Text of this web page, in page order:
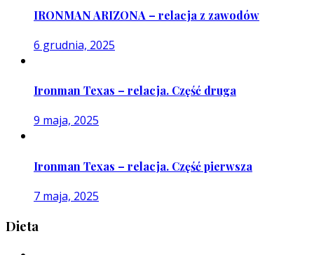
IRONMAN ARIZONA – relacja z zawodów
6 grudnia, 2025
Ironman Texas – relacja. Część druga
9 maja, 2025
Ironman Texas – relacja. Część pierwsza
7 maja, 2025
Dieta